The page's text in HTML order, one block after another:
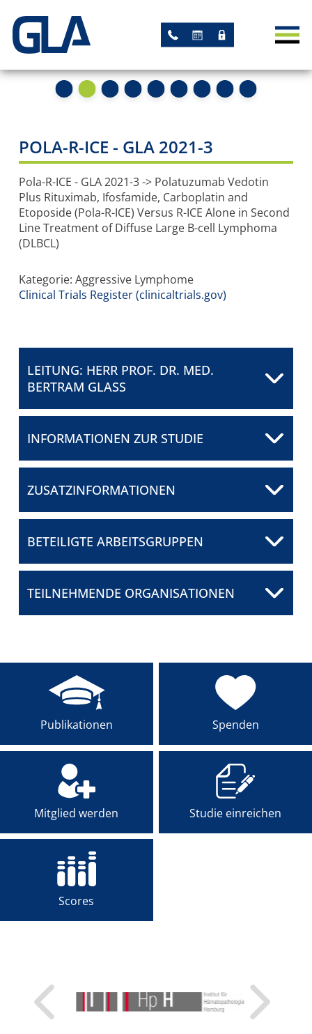
AKTUELLES
TERMINE
STUDIEN
AKADEMISCHE STUDIEN
STUDIEN MIT GLA-
LEITUNG
REGISTER
ÜBER UNS
ANSPRECHPARTNER
ORGANISATIONEN
SPONSOREN
FÖRDERUNG
FELLOWSHIP-
POLA-R-ICE - GLA 2021-3
Pola-R-ICE - GLA 2021-3 -> Polatuzumab Vedotin
Plus Rituximab, Ifosfamide, Carboplatin and
Etoposide (Pola-R-ICE) Versus R-ICE Alone in Second
Line Treatment of Diffuse Large B-cell Lymphoma
(DLBCL)
Kategorie: Aggressive Lymphome
Clinical Trials Register (clinicaltrials.gov)
LEITUNG: HERR PROF. DR. MED.
BERTRAM GLASS
Bertram Glaß
INFORMATIONEN ZUR STUDIE
ZUSATZINFORMATIONEN
BETEILIGTE ARBEITSGRUPPEN
TEILNEHMENDE ORGANISATIONEN
Publikationen Spenden
Mitglied werden Studie einreichen
Scores